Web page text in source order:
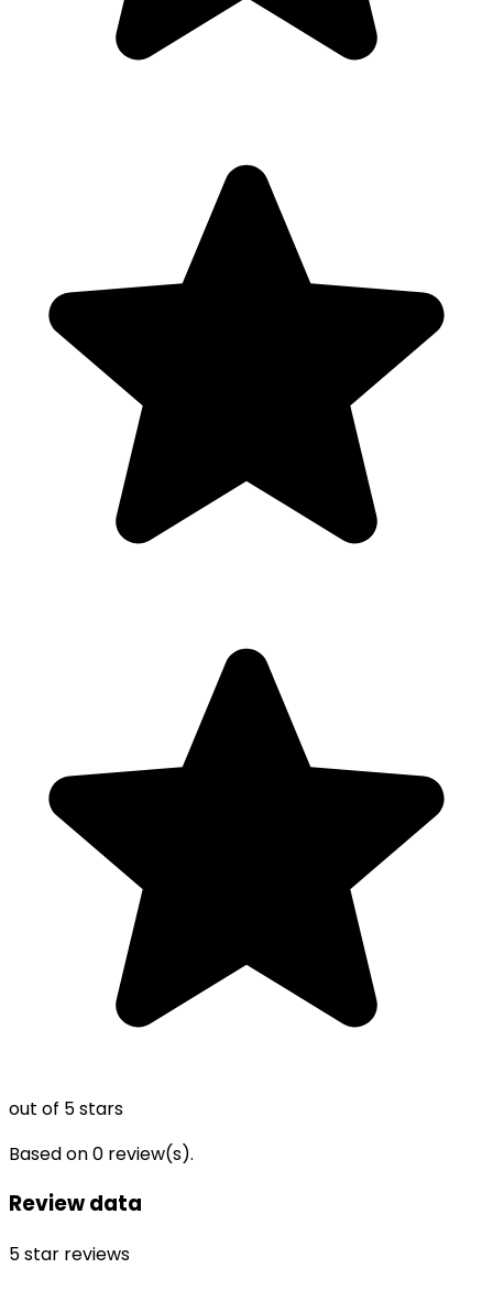
out of 5 stars
Based on0 review(s).
Review data
5star reviews